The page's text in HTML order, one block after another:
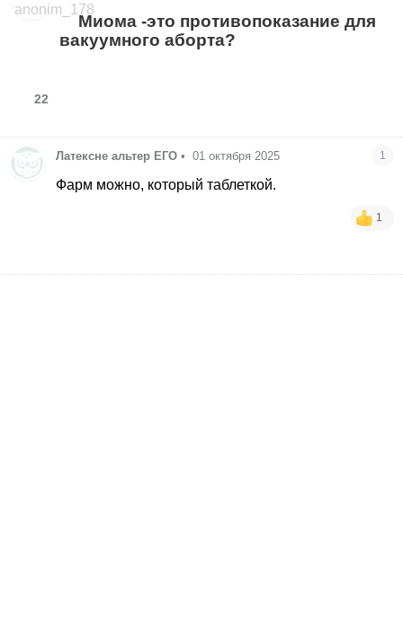
Миома -это противопоказание для
вакуумного аборта?
22
Латексне альтер ЕГО • 01 октября 2025 1
Фарм можно, который таблеткой.
1